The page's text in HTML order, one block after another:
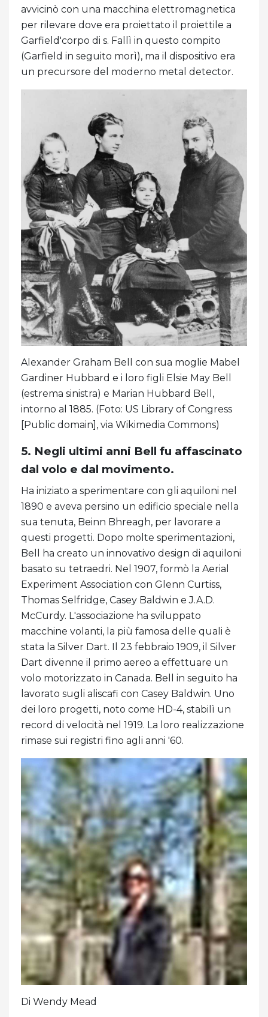
avvicinò con una macchina elettromagnetica
per rilevare dove era proiettato il proiettile a
Garfield'corpo di s. Fallì in questo compito
(Garfield in seguito morì), ma il dispositivo era
un precursore del moderno metal detector.
Alexander Graham Bell con sua moglie Mabel
Gardiner Hubbard e i loro figli Elsie May Bell
(estrema sinistra) e Marian Hubbard Bell,
intorno al 1885. (Foto: US Library of Congress
[Public domain], via Wikimedia Commons)
5. Negli ultimi anni Bell fu affascinato
dal volo e dal movimento.
Ha iniziato a sperimentare con gli aquiloni nel
1890 e aveva persino un edificio speciale nella
sua tenuta, Beinn Bhreagh, per lavorare a
questi progetti. Dopo molte sperimentazioni,
Bell ha creato un innovativo design di aquiloni
basato su tetraedri. Nel 1907, formò la Aerial
Experiment Association con Glenn Curtiss,
Thomas Selfridge, Casey Baldwin e J.A.D.
McCurdy. L'associazione ha sviluppato
macchine volanti, la più famosa delle quali è
stata la Silver Dart. Il 23 febbraio 1909, il Silver
Dart divenne il primo aereo a effettuare un
volo motorizzato in Canada. Bell in seguito ha
lavorato sugli aliscafi con Casey Baldwin. Uno
dei loro progetti, noto come HD-4, stabilì un
record di velocità nel 1919. La loro realizzazione
rimase sui registri fino agli anni '60.
Di Wendy Mead